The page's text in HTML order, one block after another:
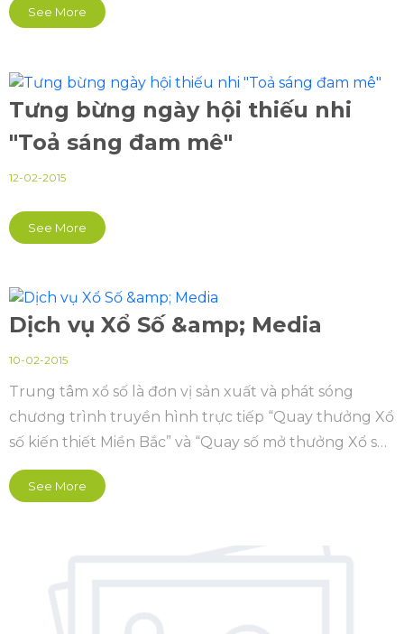
See More
Tưng bừng ngày hội thiếu nhi
"Toả sáng đam mê"
12-02-2015
See More
Dịch vụ Xổ Số &amp; Media
10-02-2015
Trung tâm xổ số là đơn vị sản xuất và phát sóng
chương trình truyền hình trực tiếp “Quay thưởng Xổ
số kiến thiết Miền Bắc” và “Quay số mở thưởng Xổ số
điện toán Việt Nam (Vietlott)”. Thông qua chương
trình truyền hình trực tiếp, các hoạt động xổ số được
See More